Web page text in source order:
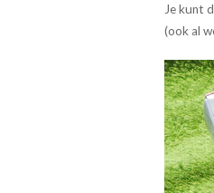
Je kunt
(ook al